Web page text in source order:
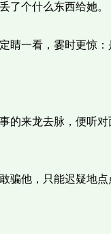
个什么东西给她。
一看，霎时更惊：
来龙去脉，便听对
他，只能迟疑地点